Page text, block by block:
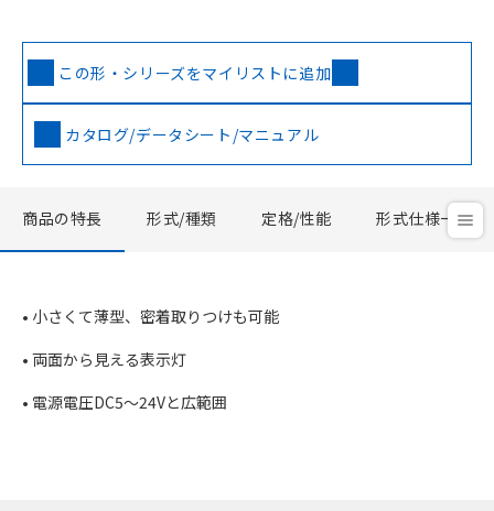
この形・シリーズをマイリストに追加
カタログ/データシート/マニュアル
商品の特長 形式/種類 定格/性能 形式仕様一覧
• 小さくて薄型、密着取りつけも可能
• 両面から見える表示灯
• 電源電圧DC5～24Vと広範囲